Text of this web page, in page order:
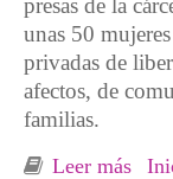
presas de la
unas 50
privadas de
afectos, de
familias.
Leer más